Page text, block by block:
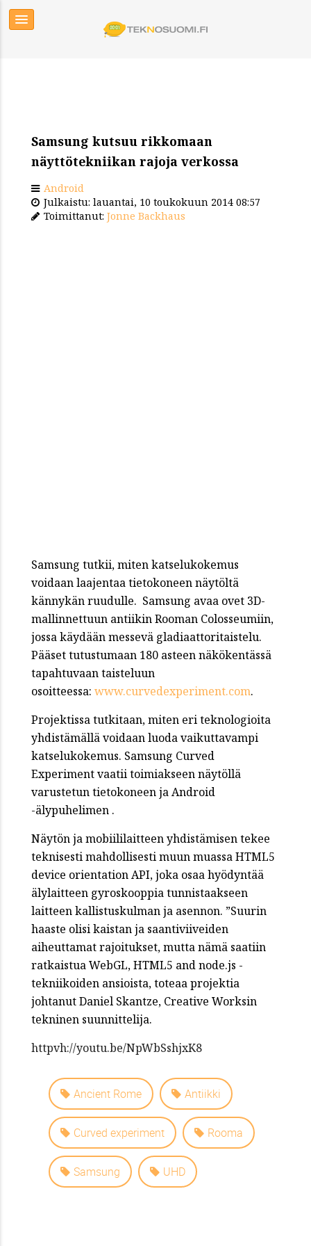
Samsung kutsuu rikkomaan
näyttötekniikan rajoja verkossa
Android
Julkaistu: lauantai, 10 toukokuun 2014 08:57
Toimittanut: Jonne Backhaus
Samsung tutkii, miten katselukokemus
voidaan laajentaa tietokoneen näytöltä
kännykän ruudulle. Samsung avaa ovet 3D-
mallinnettuun antiikin Rooman Colosseumiin,
jossa käydään messevä gladiaattoritaistelu.
Pääset tutustumaan 180 asteen näkökentässä
tapahtuvaan taisteluun
osoitteessa: www.curvedexperiment.com.
Projektissa tutkitaan, miten eri teknologioita
yhdistämällä voidaan luoda vaikuttavampi
katselukokemus. Samsung Curved
Experiment vaatii toimiakseen näytöllä
varustetun tietokoneen ja Android
-älypuhelimen .
Näytön ja mobiililaitteen yhdistämisen tekee
teknisesti mahdollisesti muun muassa HTML5
device orientation API, joka osaa hyödyntää
älylaitteen gyroskooppia tunnistaakseen
laitteen kallistuskulman ja asennon. ”Suurin
haaste olisi kaistan ja saantiviiveiden
aiheuttamat rajoitukset, mutta nämä saatiin
ratkaistua WebGL, HTML5 and node.js -
tekniikoiden ansioista, toteaa projektia
johtanut Daniel Skantze, Creative Worksin
tekninen suunnittelija.
httpvh://youtu.be/NpWbSshjxK8
Ancient Rome Antiikki
Curved experiment Rooma
Samsung UHD